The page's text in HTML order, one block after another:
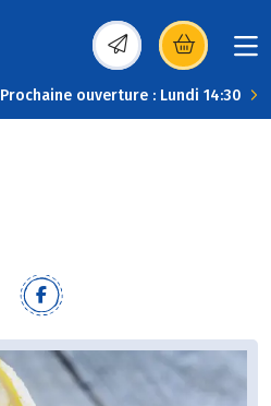
(s’ouvre dans une
Prochaine ouverture : Lundi 14:30